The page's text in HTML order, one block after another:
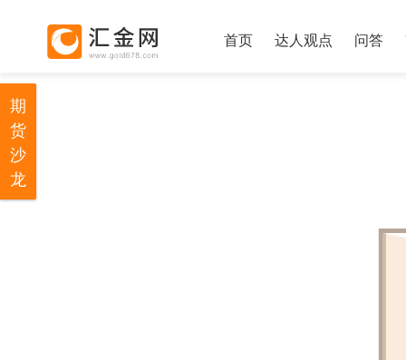
首页 达人观点 问答
期
货
沙
龙